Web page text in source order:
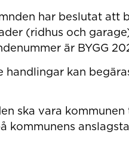
har beslutat att
(ridhus och
är BYGG
kan
ska vara
kommunens